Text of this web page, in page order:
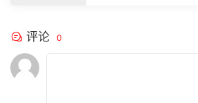
评论 0